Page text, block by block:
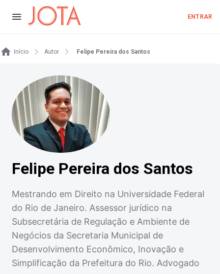
ENTRAR
Início Autor Felipe Pereira dos Santos
Felipe Pereira dos Santos
Mestrando em Direito na Universidade Federal
do Rio de Janeiro. Assessor jurídico na
Subsecretária de Regulação e Ambiente de
Negócios da Secretaria Municipal de
Desenvolvimento Econômico, Inovação e
Simplificação da Prefeitura do Rio. Advogado